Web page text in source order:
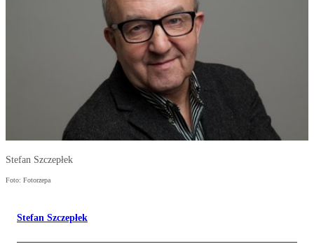
Stefan Szczepłek
Foto: Fotorzepa
Stefan Szczepłek